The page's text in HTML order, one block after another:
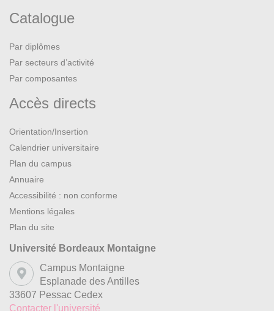
Catalogue
Par diplômes
Par secteurs d’activité
Par composantes
Accès directs
Orientation/Insertion
Calendrier universitaire
Plan du campus
Annuaire
Accessibilité : non conforme
Mentions légales
Plan du site
Université Bordeaux Montaigne
Campus Montaigne
Esplanade des Antilles
33607 Pessac Cedex
Contacter l'université